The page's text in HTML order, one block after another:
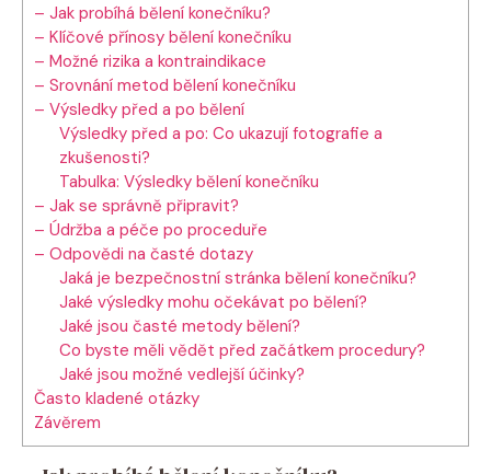
– Jak probíhá bělení konečníku?
– Klíčové přínosy bělení konečníku
– Možné rizika a kontraindikace
– Srovnání metod bělení konečníku
– Výsledky před a po bělení
Výsledky před a po: Co ukazují fotografie a
zkušenosti?
Tabulka: Výsledky bělení konečníku
– Jak se správně připravit?
– Údržba a péče po proceduře
– Odpovědi na časté dotazy
Jaká je bezpečnostní stránka bělení konečníku?
Jaké výsledky mohu očekávat po bělení?
Jaké jsou časté metody bělení?
Co byste měli vědět před začátkem procedury?
Jaké jsou možné vedlejší účinky?
Často kladené otázky
Závěrem